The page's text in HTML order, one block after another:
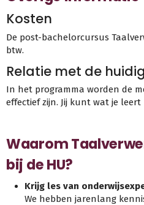
Kosten
De post-bachelorcursus
btw.
Relatie met de
In het programma worden de
effectief zijn. Jij kunt wat je
Waarom
bij de HU?
Krijg les van
We hebben jarenlang